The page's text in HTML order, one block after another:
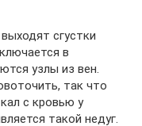
сгустки
в
узлы из вен.
так что
с кровью у
такой недуг.